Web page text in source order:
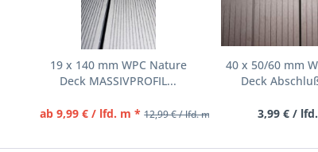
19 x 140 mm WPC Nature
Deck MASSIVPROFIL...
ab 9,99 € / lfd. m * 12,99 € / lfd. m *
40 x 50/60 mm
Deck
3,99 € /